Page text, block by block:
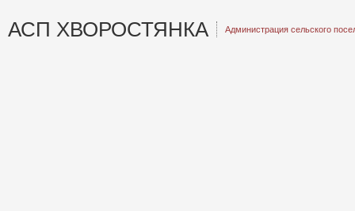
АСП ХВОРОСТЯНКА Администрация сельского